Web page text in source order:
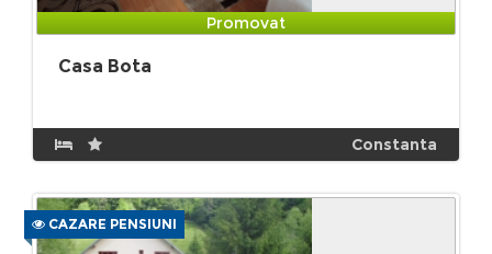
Promovat
Casa Bota
Constanta
CAZARE PENSIUNI